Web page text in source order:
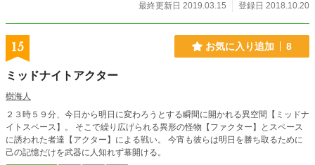
最終更新日 2019.03.15
登録日 2018.10.20
15 お気に入り追加 8
ミッドナイトアクター
樹海人
２３時５９分、今日から明日に変わろうとする瞬間に開かれる異空間【ミッドナ
イトスペース】。 そこで繰り広げられる異形の怪物【ファクター】とスペース
に誘われた者達【アクター】による戦い。 今宵も彼らは明日を勝ち取るために
己の記憶だけを武器に人知れず幕開ける。